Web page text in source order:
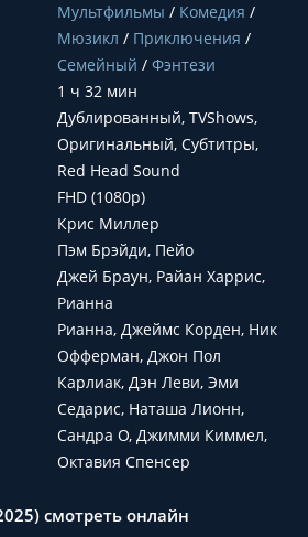
Мультфильмы / Комедия /
Мюзикл / Приключения /
Семейный / Фэнтези
1 ч 32 мин
Дублированный, TVShows,
Оригинальный, Субтитры,
Red Head Sound
FHD (1080p)
Крис Миллер
Пэм Брэйди, Пейо
Джей Браун, Райан Харрис,
Рианна
Рианна, Джеймс Корден, Ник
Офферман, Джон Пол
Карлиак, Дэн Леви, Эми
Седарис, Наташа Лионн,
Сандра О, Джимми Киммел,
Октавия Спенсер
смотреть онлайн